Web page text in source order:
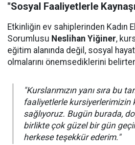
"Sosyal Faaliyetlerle
Etkinliğin ev sahiplerinden Kadın
Sorumlusu Neslihan Yiğiner,
eğitim alanında değil, sosyal
olmalarını önemsediklerini
"Kurslarımızın yanı sıra bu
faaliyetlerle kursiyerlerimizin
sağlıyoruz. Bugün burada,
birlikte çok güzel bir gün
herkese teşekkür ederim."